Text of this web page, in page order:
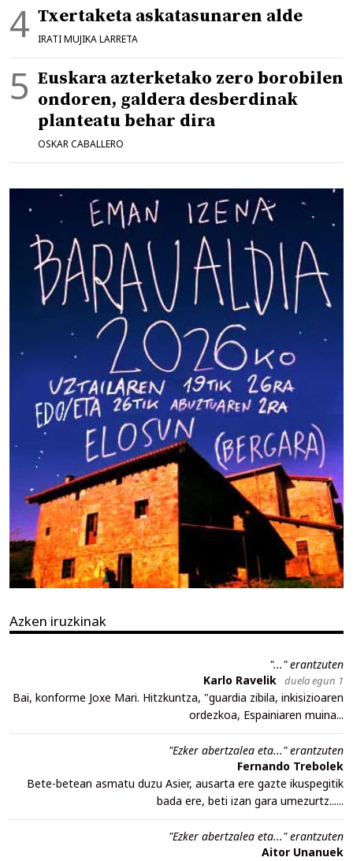
Txertaketa askatasunaren alde
IRATI MUJIKA LARRETA
Euskara azterketako zero borobilen
ondoren, galdera desberdinak
planteatu behar dira
OSKAR CABALLERO
Azken iruzkinak
"..." erantzuten
Karlo Ravelik duela egun 1
Bai, konforme Joxe Mari. Hitzkuntza, "guardia zibila, inkisizioaren
ordezkoa, Espainiaren muina...
"Ezker abertzalea eta..." erantzuten
Fernando Trebolek
Bete-betean asmatu duzu Asier, ausarta ere gazte ikuspegitik
bada ere, beti izan gara umezurtz......
"Ezker abertzalea eta..." erantzuten
Aitor Unanuek